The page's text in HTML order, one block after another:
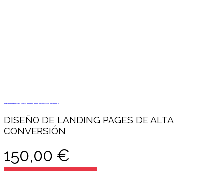
Mantenimiento Web Mensual Multidisc Soluciones 4
DISEÑO DE LANDING PAGES DE ALTA
CONVERSIÓN
150,00 €